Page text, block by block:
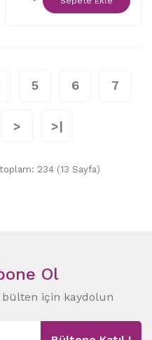
5 6 7
> >|
234 (13 Sayfa)
Ol
için kaydolun